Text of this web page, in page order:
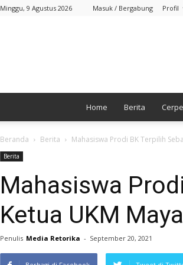
Minggu, 9 Agustus 2026 Masuk / Bergabung Profil
Home Berita
Beranda Berita Mahasiswa Prodi BK Terpilih
Berita
Mahasiswa
Ketua UKM
Penulis Media Retorika - September 20, 2021